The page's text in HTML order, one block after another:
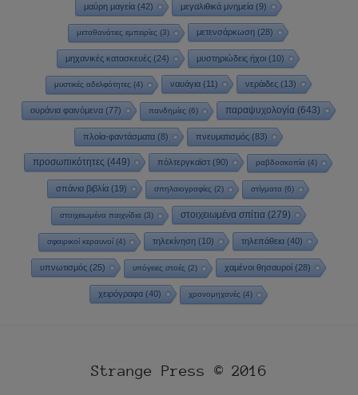
μαύρη μαγεία(42) μεγαλιθικά μνημεία(9)
μεταθανάτιες εμπειρίες (3) μετενσάρκωση (28)
μηχανικές κατασκευές (24) μυστηριώδεις ήχοι (10)
μυστικές αδελφότητες (4) ναυάγια(11) νεράιδες(13)
ουράνια φαινόμενα(77) πανδημίες (6) παραψυχολογία(643)
πλοία-φαντάσματα(8) πνευματισμός(83)
προσωπικότητες (449) πόλτεργκαϊστ(90) ραβδοσκοπία (4)
σπάνια βιβλία (19) σπηλαιογραφίες (2) στίγματα (6)
στοιχειωμένα παιχνίδια(3) στοιχειωμένα σπίτια(279)
σφαιρικοί κεραυνοί (4) τηλεκίνηση (10) τηλεπάθεια (40)
υπνωτισμός(25) υπόγειες στοές (2) χαμένοι θησαυροί(28)
χειρόγραφα(40) χρονομηχανές (4)
Strange Press © 2016